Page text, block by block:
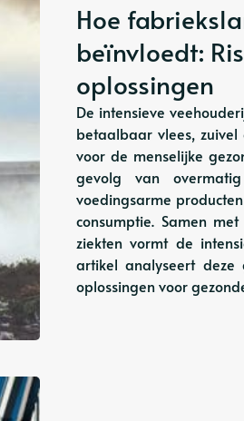
Hoe
beïnvloedt:
oplossingen
De intensieve
betaalbaar vlees,
voor de menselijke
gevolg van
voedingsarme
consumptie. Samen
ziekten vormt de
artikel analyseert deze
oplossingen voor